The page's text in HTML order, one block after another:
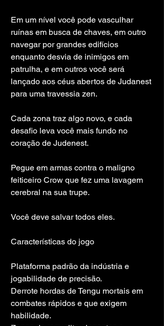
Em um nível você pode vasculhar
ruínas em busca de chaves, em outro
navegar por grandes edifícios
enquanto desvia de inimigos em
patrulha, e em outros você será
lançado aos céus abertos de Judanest
para uma travessia zen.
Cada zona traz algo novo, e cada
desafio leva você mais fundo no
coração de Judenest.
Pegue em armas contra o maligno
feiticeiro Crow que fez uma lavagem
cerebral na sua trupe.
Você deve salvar todos eles.
Características do jogo
Plataforma padrão da indústria e
jogabilidade de precisão.
Derrote hordas de Tengu mortais em
combates rápidos e que exigem
habilidade.